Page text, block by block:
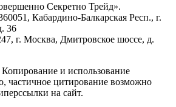
Секретно Трейд».
Кабардино-Балкарская Респ., г.
36
г. Москва, Дмитровское шоссе, д.
и использование
частичное цитирование возможно
на сайт.